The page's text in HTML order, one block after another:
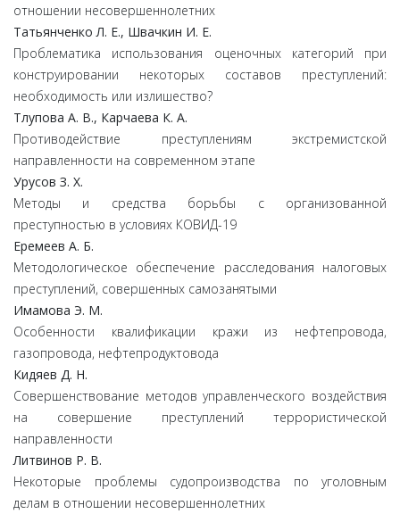
отношении несовершеннолетних
Татьянченко Л. Е., Швачкин И. Е.
Проблематика использования оценочных категорий при
конструировании некоторых составов преступлений:
необходимость или излишество?
Тлупова А. В., Карчаева К. А.
Противодействие преступлениям экстремистской
направленности на современном этапе
Урусов З. Х.
Методы и средства борьбы с организованной
преступностью в условиях КОВИД-19
Еремеев А. Б.
Методологическое обеспечение расследования налоговых
преступлений, совершенных самозанятыми
Имамова Э. М.
Особенности квалификации кражи из нефтепровода,
газопровода, нефтепродуктовода
Кидяев Д. Н.
Совершенствование методов управленческого воздействия
на совершение преступлений террористической
направленности
Литвинов Р. В.
Некоторые проблемы судопроизводства по уголовным
делам в отношении несовершеннолетних